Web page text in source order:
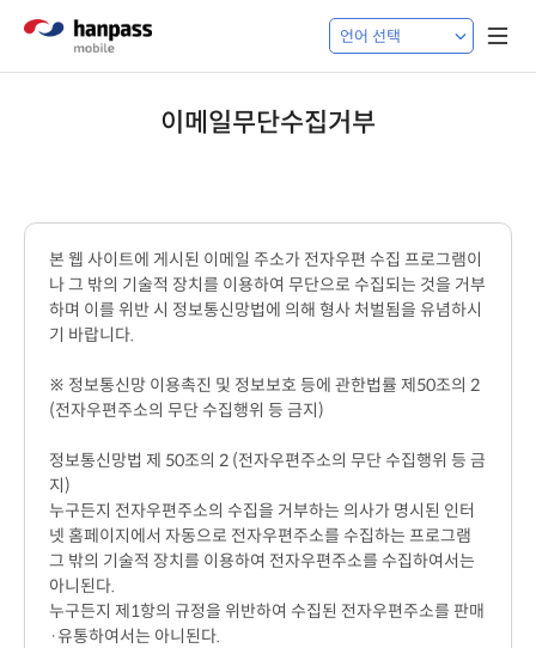
이메일무단수집거부
본 웹 사이트에 게시된 이메일 주소가 전자우편 수집 프로그램이
나 그 밖의 기술적 장치를 이용하여 무단으로 수집되는 것을 거부
하며 이를 위반 시 정보통신망법에 의해 형사 처벌됨을 유념하시
기 바랍니다.
※ 정보통신망 이용촉진 및 정보보호 등에 관한법률 제50조의 2
(전자우편주소의 무단 수집행위 등 금지)
정보통신망법 제 50조의 2 (전자우편주소의 무단 수집행위 등 금
지)
누구든지 전자우편주소의 수집을 거부하는 의사가 명시된 인터
넷 홈페이지에서 자동으로 전자우편주소를 수집하는 프로그램
그 밖의 기술적 장치를 이용하여 전자우편주소를 수집하여서는
아니된다.
누구든지 제1항의 규정을 위반하여 수집된 전자우편주소를 판매
·유통하여서는 아니된다.